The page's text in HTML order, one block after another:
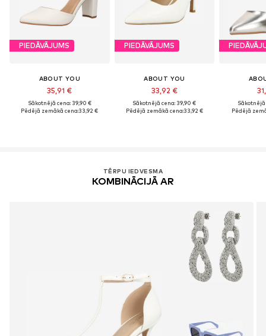
PIEDĀVĀJUMS
ABOUT YOU
35,91 €
Sākotnējā cena: 39,90 €
Pēdējā zemākā cena:33,92 €
PIEDĀVĀJUMS
ABOUT YOU
33,92 €
Sākotnējā cena: 39,90 €
Pēdējā zemākā cena:33,92 €
Sākotnējā
Pēdējā
TĒRPU IEDVESMA
KOMBINĀCIJĀ AR